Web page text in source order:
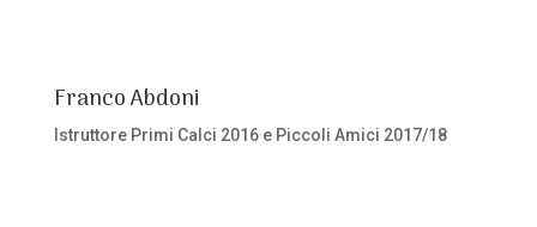
Franco Abdoni
Istruttore Primi Calci 2016 e Piccoli Amici 2017/18